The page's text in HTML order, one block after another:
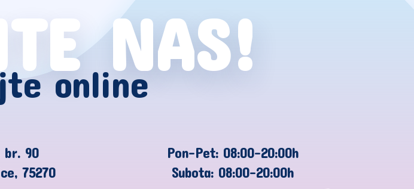
NAS!
online
br. 90
75270
Pon-Pet: 08:00-20:00h
Subota: 08:00-20:00h